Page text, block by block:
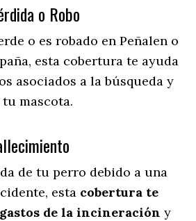
o Robo
o es robado en Peñalen o
esta cobertura te ayuda
asociados a la búsqueda y
mascota.
de tu perro debido a una
esta cobertura te
de la incineración y